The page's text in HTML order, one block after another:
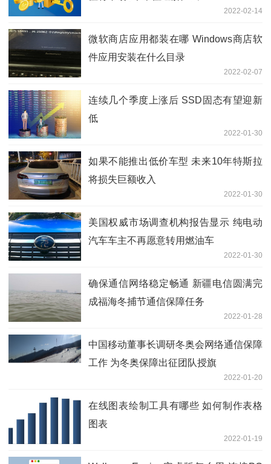
2022-02-14
微软商店应用都装在哪 Windows商店软
件应用安装在什么目录
2022-02-07
连续几个季度上涨后 SSD固态有望迎新
低
2022-01-30
如果不能推出低价车型 未来10年特斯拉
将损失巨额收入
2022-01-30
美国权威市场调查机构报告显示 纯电动
汽车车主不再愿意转用燃油车
2022-01-30
确保通信网络稳定畅通 新疆电信圆满完
成福海冬捕节通信保障任务
2022-01-28
中国移动董事长调研冬奥会网络通信保障
工作 为冬奥保障出征团队授旗
2022-01-20
在线图表绘制工具有哪些 如何制作表格
图表
2022-01-19